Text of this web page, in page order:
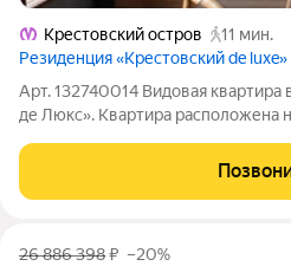
Крестовский остров
11 мин.
Резиденция «Крестовский de luxe»
Арт. 132740014 Видовая квартира
де Люкс». Квартира расположена
система вентиляции и
двери. Ремонт без амортизации.
26 886 398₽ –20%